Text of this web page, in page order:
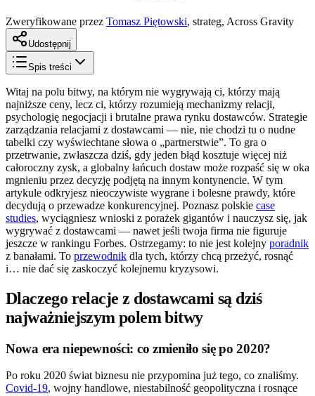
Zweryfikowane przez Tomasz Piętowski, strateg, Across Gravity
Udostępnij
Spis treści
Witaj na polu bitwy, na którym nie wygrywają ci, którzy mają
najniższe ceny, lecz ci, którzy rozumieją mechanizmy relacji,
psychologię negocjacji i brutalne prawa rynku dostawców. Strategie
zarządzania relacjami z dostawcami — nie, nie chodzi tu o nudne
tabelki czy wyświechtane słowa o „partnerstwie”. To gra o
przetrwanie, zwłaszcza dziś, gdy jeden błąd kosztuje więcej niż
całoroczny zysk, a globalny łańcuch dostaw może rozpaść się w oka
mgnieniu przez decyzję podjętą na innym kontynencie. W tym
artykule odkryjesz nieoczywiste wygrane i bolesne prawdy, które
decydują o przewadze konkurencyjnej. Poznasz polskie case
studies, wyciągniesz wnioski z porażek gigantów i nauczysz się, jak
wygrywać z dostawcami — nawet jeśli twoja firma nie figuruje
jeszcze w rankingu Forbes. Ostrzegamy: to nie jest kolejny poradnik
z banałami. To przewodnik dla tych, którzy chcą przeżyć, rosnąć
i… nie dać się zaskoczyć kolejnemu kryzysowi.
Dlaczego relacje z dostawcami są dziś
najważniejszym polem bitwy
Nowa era niepewności: co zmieniło się po 2020?
Po roku 2020 świat biznesu nie przypomina już tego, co znaliśmy.
Covid-19, wojny handlowe, niestabilność geopolityczna i rosnące